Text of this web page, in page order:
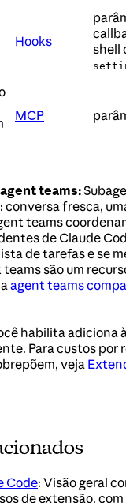
Hooks
shell
MCP
teams:
conversa fresca,
teams
de Claude
de tarefas e se
são um
agent teams
habilita adiciona
Para custos por
veja
Code: Visão geral
de extensão,